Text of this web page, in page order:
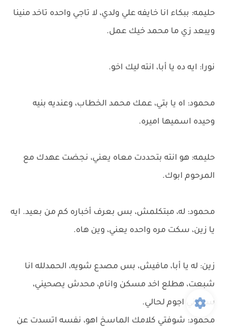
حليمه: ببكاء انا خايفه علي ولدي، لا تاجي واحده تاخد منينا
ويبعد زي ما محمد خيك عمل.
نورا: ايه ده يا أبا، انته ليك اخو.
محمود: اه يا بتي، عمك محمد الخطاب، وعنديه بنيه
وحيده اسميها اميره.
حليمه: هو انته بتحددت معاه يعني، نجضت عهدك مع
المرحوم ابوك.
محمود: له، مبتكلمش، بس بعرف أخباره كم من بعيد. ايه
يا زين، سكت مره واحده يعني، وين هاه.
زين: له يا أبا، مافيش، بس مصدع شويه، الحمدلله انا
شبعت، هطلع اخد مسكن وانام، محدش يصحيني،
سيبوني اجوم لحالي.
محمود: شوفتي كلامك الماسخ اهو، نفسه اتسدت عن